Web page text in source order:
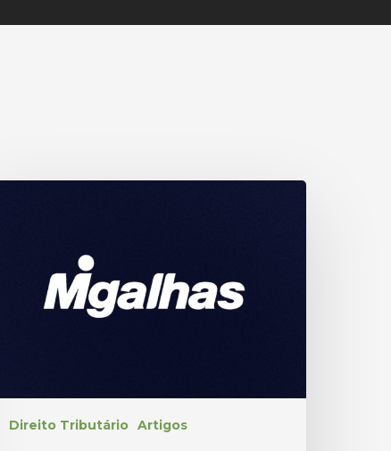
Direito Tributário Artigos